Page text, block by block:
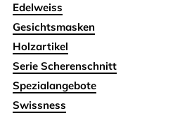
Edelweiss
Gesichtsmasken
Holzartikel
Serie Scherenschnitt
Spezialangebote
Swissness